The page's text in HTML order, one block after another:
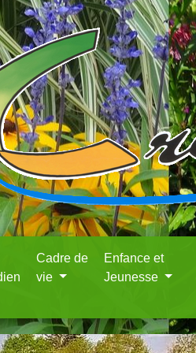
Cadre de
vie
Enfance et
Jeunesse